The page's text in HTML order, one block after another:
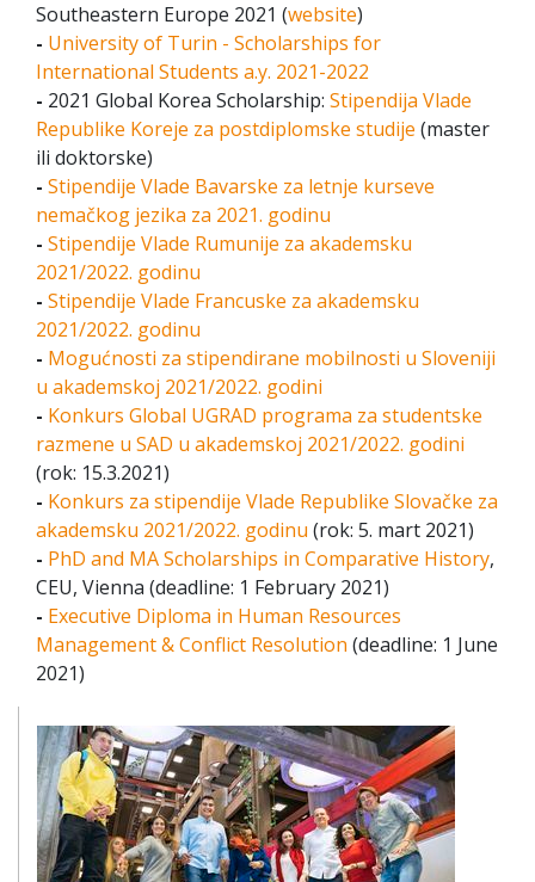
Southeastern Europe 2021 (website)
- University of Turin - Scholarships for
International Students a.y. 2021-2022
- 2021 Global Korea Scholarship: Stipendija Vlade
Republike Koreje za postdiplomske studije (master
ili doktorske)
- Stipendije Vlade Bavarske za letnje kurseve
nemačkog jezika za 2021. godinu
- Stipendije Vlade Rumunije za akademsku
2021/2022. godinu
- Stipendije Vlade Francuske za akademsku
2021/2022. godinu
- Mogućnosti za stipendirane mobilnosti u Sloveniji
u akademskoj 2021/2022. godini
- Konkurs Global UGRAD programa za studentske
razmene u SAD u akademskoj 2021/2022. godini
(rok: 15.3.2021)
- Konkurs za stipendije Vlade Republike Slovačke za
akademsku 2021/2022. godinu (rok: 5. mart 2021)
- PhD and MA Scholarships in Comparative History,
CEU, Vienna (deadline: 1 February 2021)
- Executive Diploma in Human Resources
Management & Conflict Resolution (deadline: 1 June
2021)